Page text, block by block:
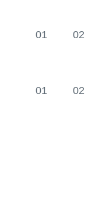
01 02
01 02